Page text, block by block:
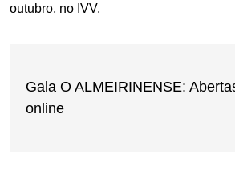
outubro, no IVV.
Gala O ALMEIRINENSE:
online